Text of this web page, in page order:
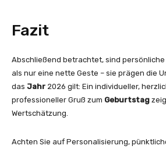
Fazit
Abschließend betrachtet, sind
als nur eine nette Geste – sie prägen die
das Jahr 2026 gilt: Ein individueller,
professioneller Gruß zum Geburtstag
Wertschätzung.
Achten Sie auf Personalisierung,